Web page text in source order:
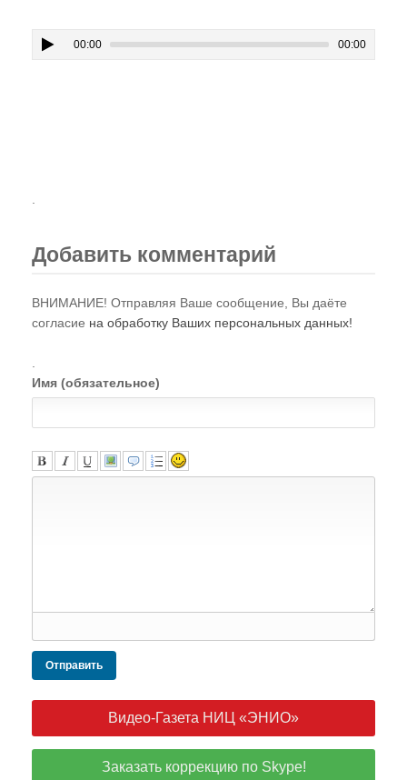
00:00 00:00
Добавить комментарий
ВНИМАНИЕ! Отправляя Ваше сообщение, Вы даёте
согласие на обработку Ваших персональных данных!
Имя (обязательное)
Отправить
Видео-Газета НИЦ «ЭНИО»
Заказать коррекцию по Skype!